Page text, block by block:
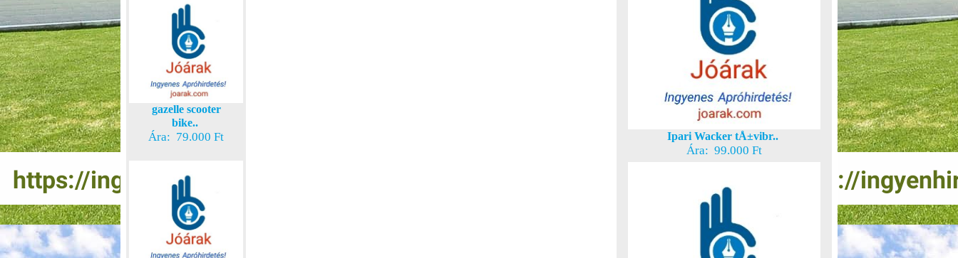
gazelle scooter
bike..
Ára: 79.000 Ft Ipari Wacker tÅ±vibr..
Ára: 99.000 Ft